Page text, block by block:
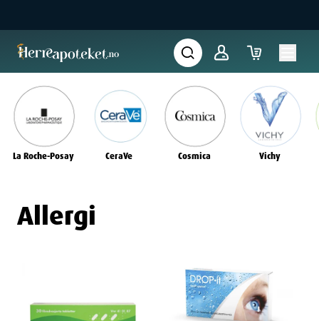
La Roche-Posay CeraVe Cosmica Vichy
Allergi